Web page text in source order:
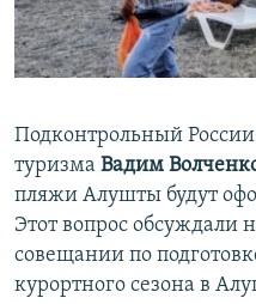
ПОБЕДИТЕЛЕЙ НЕ СУДЯТ?
КРЫМ.НЕПОКОРЕННЫЙ
УКРАИНСКАЯ ПРОБЛЕМА
ПРИСОЕДИНЯЙТЕСЬ!
Все сайты RFE/RL
Подконтрольный
туризма Вадим
пляжи Алушты будут
Этот вопрос обсуждали
совещании по
курортного сезона в